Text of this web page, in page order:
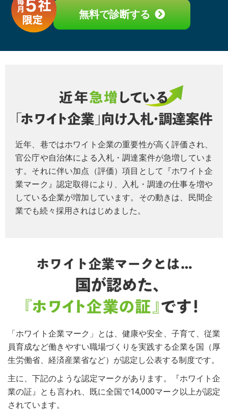
無料で診断する
近年、巷ではホワイト企業の重要性が高く評価され、
官公庁や自治体による入札・調達案件が急増していま
す。それに伴い加点（評価）項目として『ホワイト企
業マーク』認定取得により、入札・調達の仕事を増や
している企業が増加しています。その動きは、民間企
業でも続々採用されはじめました。
「ホワイト企業マーク」とは、健康や安全、子育て、従業
員育成など働きやすい職場づくりを実践する企業を国（厚
生労働省、経済産業省など）が認定し公表する制度です。
主に、下記のような認定マークがあります。『ホワイト企
業の証』とも言われ、既に全国で14,000マーク以上が認定
されています。